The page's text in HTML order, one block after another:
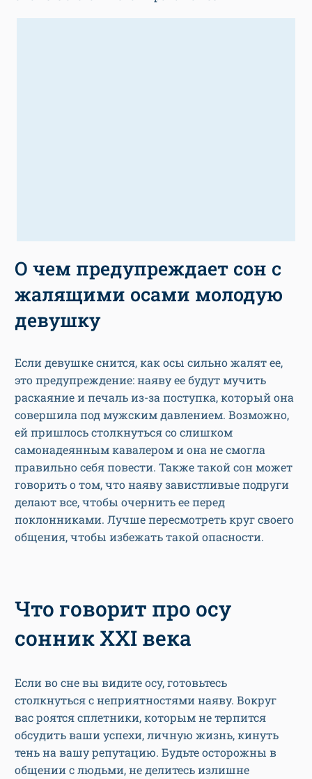
О чем предупреждает сон с
жалящими осами молодую
девушку
Если девушке снится, как осы сильно жалят ее,
это предупреждение: наяву ее будут мучить
раскаяние и печаль из-за поступка, который она
совершила под мужским давлением. Возможно,
ей пришлось столкнуться со слишком
самонадеянным кавалером и она не смогла
правильно себя повести. Также такой сон может
говорить о том, что наяву завистливые подруги
делают все, чтобы очернить ее перед
поклонниками. Лучше пересмотреть круг своего
общения, чтобы избежать такой опасности.
Что говорит про осу
сонник XXI века
Если во сне вы видите осу, готовьтесь
столкнуться с неприятностями наяву. Вокруг
вас роятся сплетники, которым не терпится
обсудить ваши успехи, личную жизнь, кинуть
тень на вашу репутацию. Будьте осторожны в
общении с людьми, не делитесь излишне